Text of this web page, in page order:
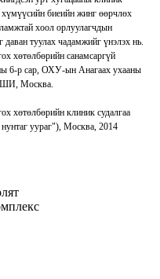
хүмүүсийн биеийн жинг өөрчлөх
хоол орлуулагчдын
туулах чадамжийг үнэлэх нь.
хөтөлбөрийн санамсаргүй
6-р сар, ОХУ-ын Анагаах ухааны
Москва.
хөтөлбөрийн клиник судалгаа
уураг"), Москва, 2014